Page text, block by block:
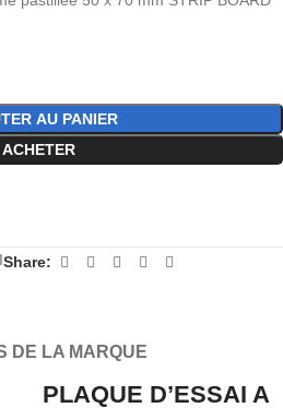
AU PANIER
ACHETER
Share:
DE LA MARQUE
D’ESSAI A